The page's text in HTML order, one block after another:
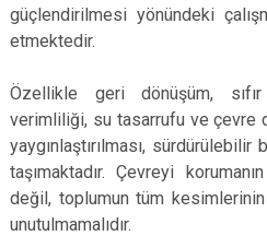
güçlendirilmesi yönündeki
etmektedir.
Özellikle geri dönüşüm,
verimliliği, su tasarrufu ve çevre
yaygınlaştırılması,
taşımaktadır. Çevreyi
değil, toplumun tüm kesimlerinin
unutulmamalıdır.